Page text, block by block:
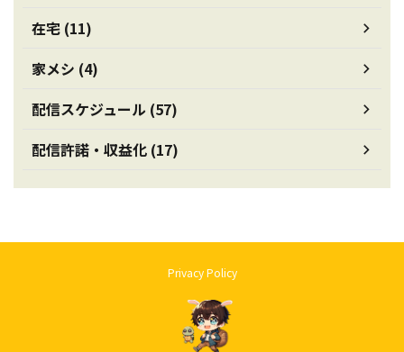
在宅 (11)
家メシ (4)
配信スケジュール (57)
配信許諾・収益化 (17)
Privacy Policy